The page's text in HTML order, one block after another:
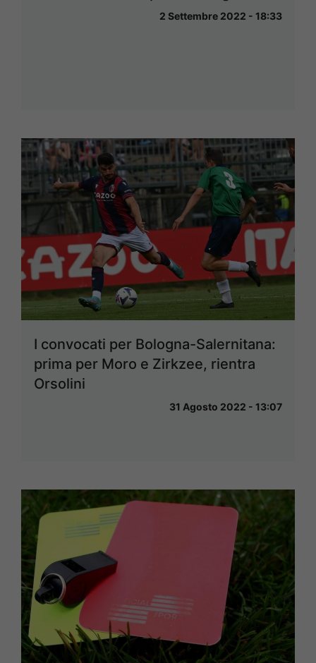
2 Settembre 2022 - 18:33
I convocati per Bologna-Salernitana:
prima per Moro e Zirkzee, rientra
Orsolini
31 Agosto 2022 - 13:07